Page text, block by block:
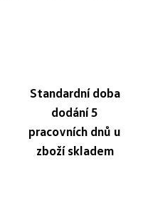
Standardní doba
dodání 5
pracovních dnů u
zboží skladem